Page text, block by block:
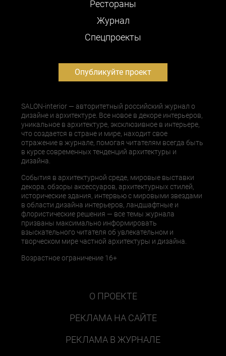
Рестораны
Журнал
Cпецпроекты
Опубликуйте проект
SALON-interior — авторитетный российский журнал о
дизайне и архитектуре. Все новое в декоре интерьеров,
уникальное в архитектуре, эксклюзивное в интерьере,
что создается в стране и мире, находит свое
отражение в журнале, помогая читателям всегда быть
в курсе современных тенденций архитектуры и
дизайна.
События в архитектурной среде, мировые выставки
декора, обзоры аксессуаров, архитектурных стилей,
исторические здания, интервью с мировыми звездами
в области дизайна интерьеров, ландшафтные и
флористические решения — все темы журнала
призваны максимально информировать
взыскательного читателя об увлекательном и
творческом мире частной архитектуры и дизайна.
Возрастное ограничение 16+
О ПРОЕКТЕ
РЕКЛАМА НА САЙТЕ
РЕКЛАМА В ЖУРНАЛЕ